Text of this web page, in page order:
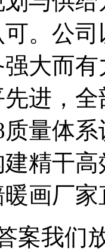
。公
大而
进，
质量体
精干
画厂
案我们